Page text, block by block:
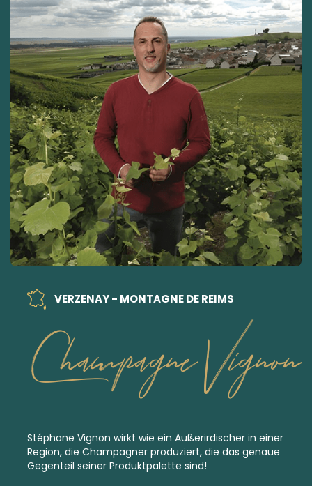
VERZENAY - MONTAGNE DE REIMS
Champagne Vignon
Stéphane Vignon wirkt wie ein Außerirdischer in einer
Region, die Champagner produziert, die das genaue
Gegenteil seiner Produktpalette sind!